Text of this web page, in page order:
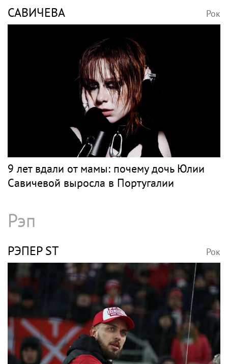
САВИЧЕВА Рок
9 лет вдали от мамы: почему дочь Юлии
Савичевой выросла в Португалии
Рэп
РЭПЕР ST Рок